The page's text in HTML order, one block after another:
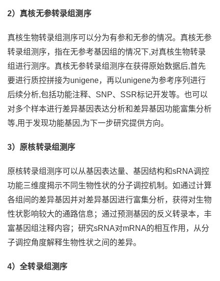
2）真核无参转录组测序
真核生物转录组测序可以分为有参和无参的情况。真核无参
转录组测序，指在无参考基因组的情况下,对真核生物转录
组进行测序。真核无参转录组测序在获得原始数据后,首先
要进行质控拼接为unigene，再以unigene为参考序列进行
后续分析,包括功能注释、SNP、SSR标记开发等。也可以
对多个样本进行差异基因表达分析和差异基因功能富集分析
等,用于发现功能基因,为下一步研究提供方向。
3）原核转录组测序
原核转录组测序可以从基因表达量、基因结构和sRNA调控
功能三维度揭示不同生物性状的分子调控机制。如通过计算
各组间的差异基因并对差异基因进行富集分析，获得对生物
性状影响较大的通路信息；通过预测基因的反义转录本，丰
富基因组注释内容；研究sRNA对mRNA的相互作用，从分
子调控角度解释生物性状之间的差异。
4）全转录组测序